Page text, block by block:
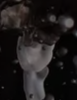
être en âge
selon la
S’il
sujet, vous